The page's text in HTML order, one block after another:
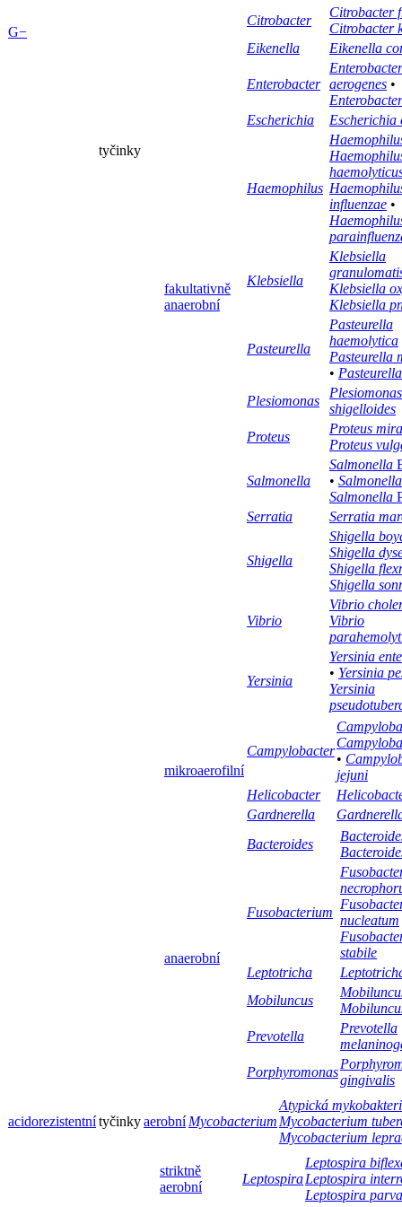
G−
tyčinky
fakultativně
anaerobní
Citrobacter
Citrobacter
Citrobacter
Eikenella
Eikenella
Enterobacter
Enterobacter
aerogenes •
Escherichia
Escherichia
Haemophilus
influenzae •
Klebsiella
Klebsiella
Klebsiella
Klebsiella
Pasteurella
Pasteurella
haemolytica
Pasteurella
•
Plesiomonas
Plesiomonas
shigelloides
Proteus
Proteus
Proteus
Salmonella
Salmonella
• Salmonella
Salmonella
Serratia
Serratia
Shigella
Shigella
Shigella
Shigella
Shigella
Vibrio
Vibrio
Vibrio
Yersinia
Yersinia
• Yersinia
Yersinia
mikroaerofilní
Campylobacter
•
jejuni
Helicobacter
Gardnerella
anaerobní
Bacteroides
Fusobacterium
nucleatum
stabile
Leptotricha
Mobiluncus
Prevotella
Prevotella
Porphyromonas
gingivalis
acidorezistentnítyčinkyaerobní Mycobacterium
Atypická
Mycobacterium
Mycobacterium
striktně
aerobní
Leptospira
Leptospira
Leptospira
Leptospira parva